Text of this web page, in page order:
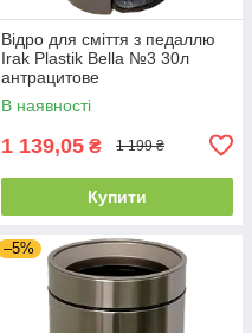
Відро для сміття з педаллю
Irak Plastik Bella №3 30л
антрацитове
В наявності
1 139,05 ₴ 1 199 ₴
Купити
–5%